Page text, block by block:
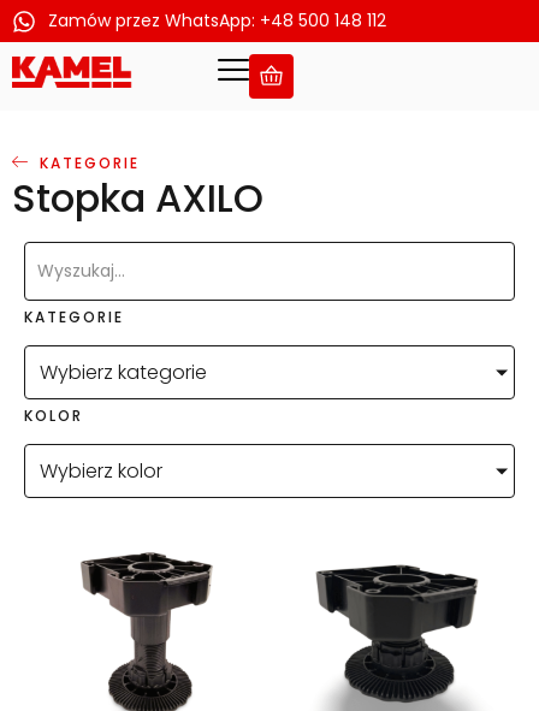
Przejdź
Zamów przez WhatsApp: +48 500 148 112
KATEGORIE
Stopka AXILO
KATEGORIE
Wybierz kategorie
KOLOR
Wybierz kolor